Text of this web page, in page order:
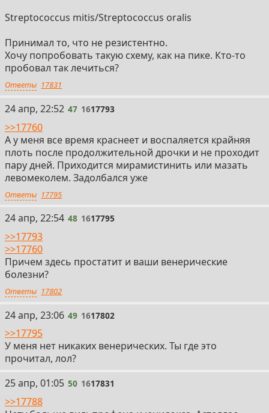
Streptococcus mitis/Streptococcus oralis
Принимал то, что не резистентно.
Хочу попробовать такую схему, как на пике. Кто-то
пробовал так лечиться?
Ответы 17831
47
24 апр, 22:52 47 1617793
>>17760
А у меня все время краснеет и воспаляется крайняя
плоть после продолжительной дрочки и не проходит
пару дней. Приходится мирамистинить или мазать
левомеколем. Задолбался уже
Ответы 17795
48
24 апр, 22:54 48 1617795
>>17793
>>17760
Причем здесь простатит и ваши венерические
болезни?
Ответы 17802
49
24 апр, 23:06 49 1617802
>>17795
У меня нет никаких венерических. Ты где это
прочитал, лол?
50
25 апр, 01:05 50 1617831
>>17788